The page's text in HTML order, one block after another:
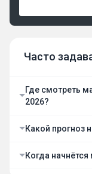
Часто
Где смотреть
2026?
Какой прогноз
Когда